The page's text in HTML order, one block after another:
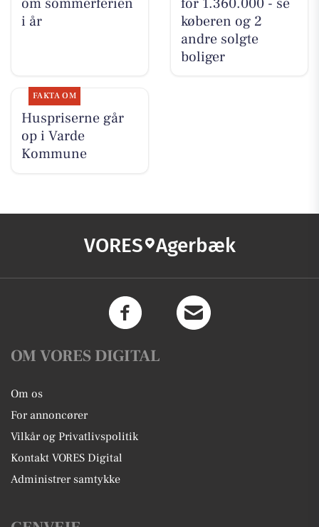
i år
køberen og 2
andre solgte
boliger
FAKTA OM
Huspriserne går
op i Varde
Kommune
VORES Agerbæk
OM VORES DIGITAL
Om os
For annoncører
Vilkår og Privatlivspolitik
Kontakt VORES Digital
Administrer samtykke